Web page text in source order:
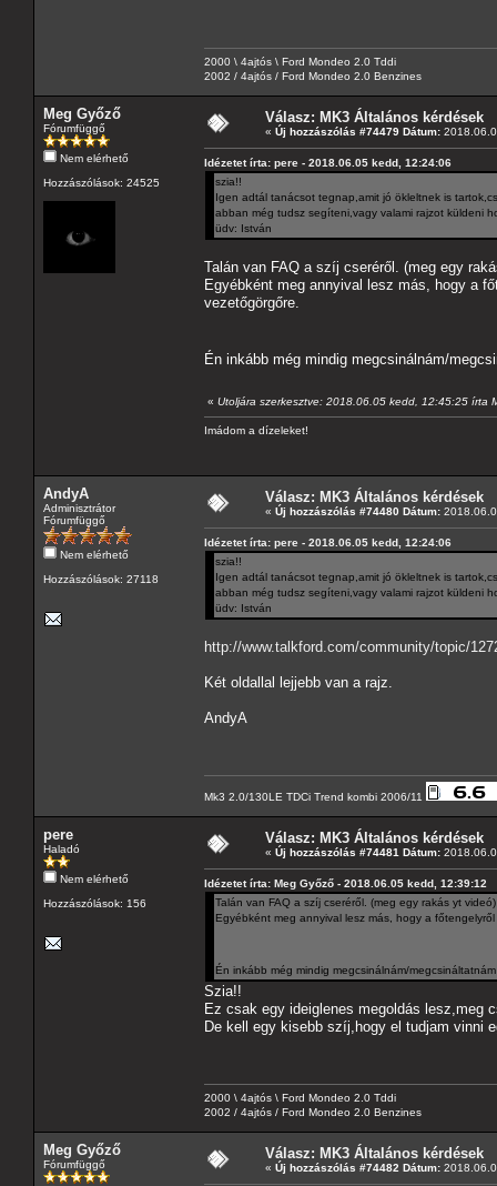
2000 \ 4ajtós \ Ford Mondeo 2.0 Tddi
2002 / 4ajtós / Ford Mondeo 2.0 Benzines
Meg Győző
Fórumfüggő
Nem elérhető
Hozzászólások: 24525
Válasz: MK3 Általános kérdések
« Új hozzászólás #74479 Dátum:
Idézetet írta: pere - 2018.06.05 kedd, 12:24:06
szia!!
Igen adtál tanácsot tegnap,amit jó ökleltnek is
abban még tudsz segíteni,vagy valami rajzot küldeni
üdv: István
Talán van FAQ a szíj cseréről. (meg egy
Egyébként meg annyival lesz más, hogy a
vezetőgörgőre.
Én inkább még mindig megcsinálnám/
« Utoljára szerkesztve: 2018.06.05 kedd, 12:45:25 írta
Imádom a dízeleket!
AndyA
Adminisztrátor
Fórumfüggő
Nem elérhető
Hozzászólások: 27118
Válasz: MK3 Általános kérdések
« Új hozzászólás #74480 Dátum:
Idézetet írta: pere - 2018.06.05 kedd, 12:24:06
szia!!
Igen adtál tanácsot tegnap,amit jó ökleltnek is
abban még tudsz segíteni,vagy valami rajzot küldeni
üdv: István
http://www.talkford.com/community/topic/
Két oldallal lejjebb van a rajz.
AndyA
Mk3 2.0/130LE TDCi Trend kombi 2006/11
pere
Haladó
Nem elérhető
Hozzászólások: 156
Válasz: MK3 Általános kérdések
« Új hozzászólás #74481 Dátum:
Idézetet írta: Meg Győző - 2018.06.05 kedd, 12:39:12
Talán van FAQ a szíj cseréről. (meg egy rakás yt videó)
Egyébként meg annyival lesz más, hogy a
Én inkább még mindig megcsinálnám/
Szia!!
Ez csak egy ideiglenes megoldás lesz,meg
De kell egy kisebb szíj,hogy el tudjam vinni
2000 \ 4ajtós \ Ford Mondeo 2.0 Tddi
2002 / 4ajtós / Ford Mondeo 2.0 Benzines
Meg Győző
Fórumfüggő
Válasz: MK3 Általános kérdések
« Új hozzászólás #74482 Dátum: